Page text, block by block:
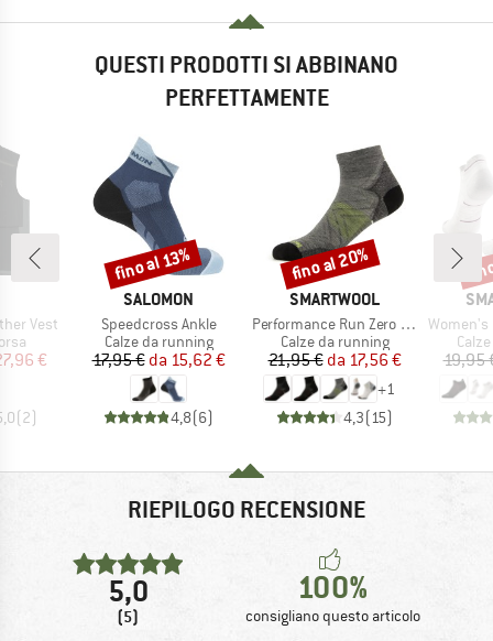
QUESTI PRODOTTI SI ABBINANO
PERFETTAMENTE
Vest
ridotto
€
(2)
MARCHIO
SALOMON
Articolo
Speedcross Ankle
Gruppo di prodotti
Calze da running
Prezzo
17,95 € Prezzo ridotto
da 15,62 €
4,8(6)
Sconto
fino al 13%
MARCHIO
SMARTWOOL
Articolo
Performance Run Zero Cushion Ankle
Gruppo di prodotti
Calze da running
Prezzo
21,95 € Prezzo ridotto
da 17,56 €
+1
4,3(15)
Sconto
fino al 20%
Articolo
Women's Run
19,95
RIEPILOGO RECENSIONE
5,0
(5)
100%
consigliano questo articolo